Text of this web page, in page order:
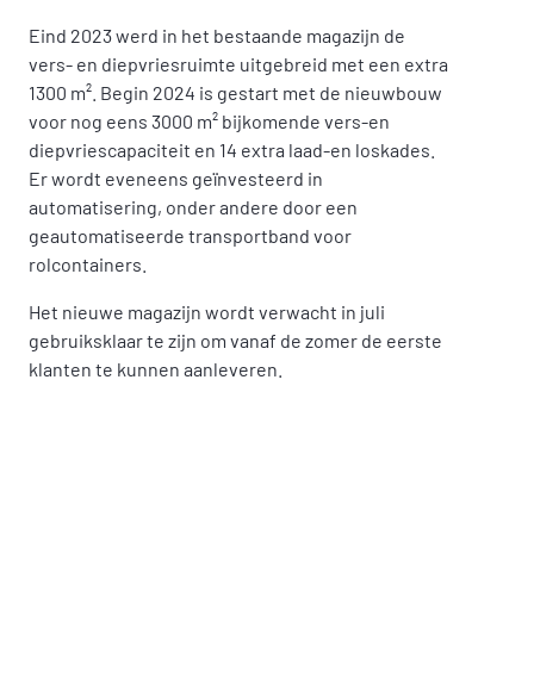
Eind 2023 werd in het bestaande magazijn de
vers- en diepvriesruimte uitgebreid met een extra
1300 m². Begin 2024 is gestart met de nieuwbouw
voor nog eens 3000 m² bijkomende vers-en
diepvriescapaciteit en 14 extra laad-en loskades.
Er wordt eveneens geïnvesteerd in
automatisering, onder andere door een
geautomatiseerde transportband voor
rolcontainers.
Het nieuwe magazijn wordt verwacht in juli
gebruiksklaar te zijn om vanaf de zomer de eerste
klanten te kunnen aanleveren.